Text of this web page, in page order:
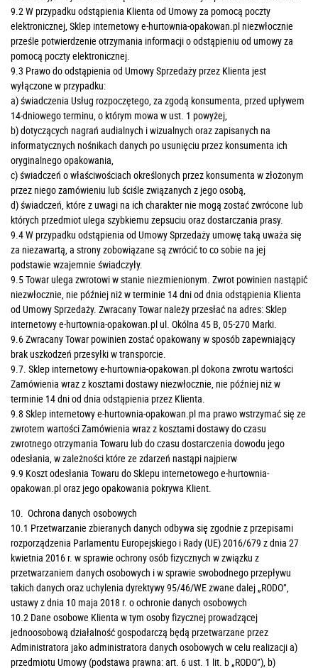
9.2 W przypadku odstąpienia Klienta od Umowy za pomocą poczty
elektronicznej, Sklep internetowy e-hurtownia-opakowan.pl niezwłocznie
prześle potwierdzenie otrzymania informacji o odstąpieniu od umowy za
pomocą poczty elektronicznej.
9.3 Prawo do odstąpienia od Umowy Sprzedaży przez Klienta jest
wyłączone w przypadku:
a) świadczenia Usług rozpoczętego, za zgodą konsumenta, przed upływem
14-dniowego terminu, o którym mowa w ust. 1 powyżej,
b) dotyczących nagrań audialnych i wizualnych oraz zapisanych na
informatycznych nośnikach danych po usunięciu przez konsumenta ich
oryginalnego opakowania,
c) świadczeń o właściwościach określonych przez konsumenta w złożonym
przez niego zamówieniu lub ściśle związanych z jego osobą,
d) świadczeń, które z uwagi na ich charakter nie mogą zostać zwrócone lub
których przedmiot ulega szybkiemu zepsuciu oraz dostarczania prasy.
9.4 W przypadku odstąpienia od Umowy Sprzedaży umowę taką uważa się
za niezawartą, a strony zobowiązane są zwrócić to co sobie na jej
podstawie wzajemnie świadczyły.
9.5 Towar ulega zwrotowi w stanie niezmienionym. Zwrot powinien nastąpić
niezwłocznie, nie później niż w terminie 14 dni od dnia odstąpienia Klienta
od Umowy Sprzedaży. Zwracany Towar należy przesłać na adres: Sklep
internetowy e-hurtownia-opakowan.pl ul. Okólna 45 B, 05-270 Marki.
9.6 Zwracany Towar powinien zostać opakowany w sposób zapewniający
brak uszkodzeń przesyłki w transporcie.
9.7. Sklep internetowy e-hurtownia-opakowan.pl dokona zwrotu wartości
Zamówienia wraz z kosztami dostawy niezwłocznie, nie później niż w
terminie 14 dni od dnia odstąpienia przez Klienta.
9.8 Sklep internetowy e-hurtownia-opakowan.pl ma prawo wstrzymać się ze
zwrotem wartości Zamówienia wraz z kosztami dostawy do czasu
zwrotnego otrzymania Towaru lub do czasu dostarczenia dowodu jego
odesłania, w zależności które ze zdarzeń nastąpi najpierw
9.9 Koszt odesłania Towaru do Sklepu internetowego e-hurtownia-
opakowan.pl oraz jego opakowania pokrywa Klient.
10. Ochrona danych osobowych
10.1 Przetwarzanie zbieranych danych odbywa się zgodnie z przepisami
rozporządzenia Parlamentu Europejskiego i Rady (UE) 2016/679 z dnia 27
kwietnia 2016 r. w sprawie ochrony osób fizycznych w związku z
przetwarzaniem danych osobowych i w sprawie swobodnego przepływu
takich danych oraz uchylenia dyrektywy 95/46/WE zwane dalej „RODO”,
ustawy z dnia 10 maja 2018 r. o ochronie danych osobowych
10.2 Dane osobowe Klienta w tym osoby fizycznej prowadzącej
jednoosobową działalność gospodarczą będą przetwarzane przez
Administratora jako administratora danych osobowych w celu realizacji a)
przedmiotu Umowy (podstawa prawna: art. 6 ust. 1 lit. b „RODO”), b)